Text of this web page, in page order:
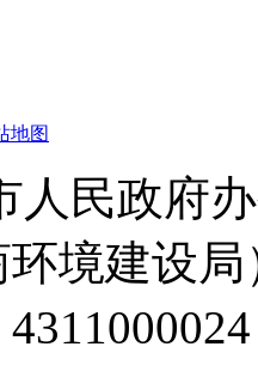
地图
人民政府
环境建设局